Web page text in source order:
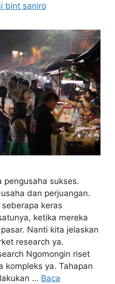
bint saniro
pengusaha sukses.
dan perjuangan.
keras
ketika mereka
Nanti kita jelaskan
research ya.
Ngomongin riset
kompleks ya. Tahapan
… Baca